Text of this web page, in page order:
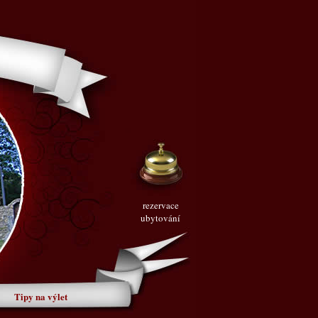
rezervace
ubytování
Tipy na výlet